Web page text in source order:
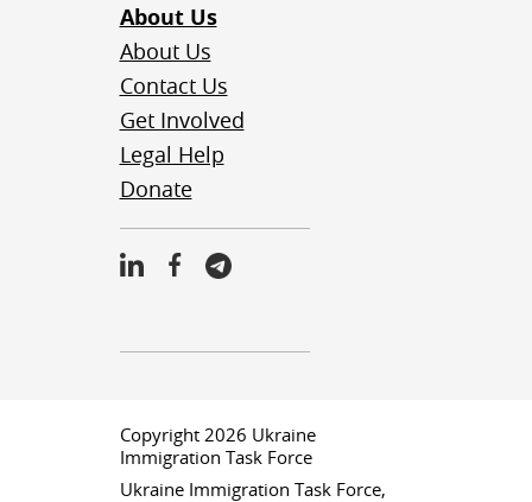
About Us
About Us
Contact Us
Get Involved
Legal Help
Donate
Copyright 2026 Ukraine
Immigration Task Force
Ukraine Immigration Task Force,